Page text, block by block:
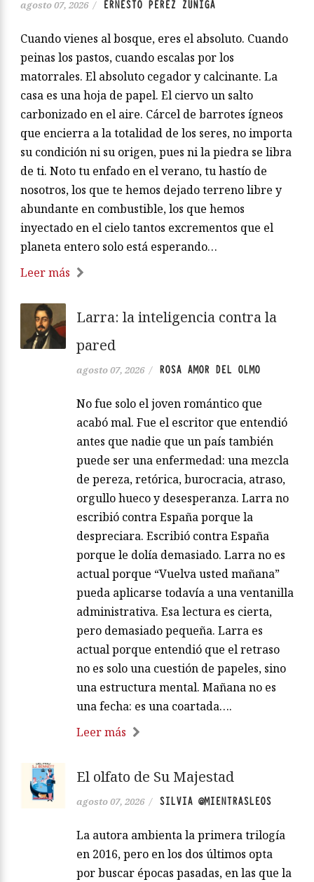
agosto 07, 2026 / ERNESTO PÉREZ ZUÑIGA
Cuando vienes al bosque, eres el absoluto. Cuando
peinas los pastos, cuando escalas por los
matorrales. El absoluto cegador y calcinante. La
casa es una hoja de papel. El ciervo un salto
carbonizado en el aire. Cárcel de barrotes ígneos
que encierra a la totalidad de los seres, no importa
su condición ni su origen, pues ni la piedra se libra
de ti. Noto tu enfado en el verano, tu hastío de
nosotros, los que te hemos dejado terreno libre y
abundante en combustible, los que hemos
inyectado en el cielo tantos excrementos que el
planeta entero solo está esperando…
Leer más
Larra: la inteligencia contra la
pared
agosto 07, 2026 / ROSA AMOR DEL OLMO
No fue solo el joven romántico que
acabó mal. Fue el escritor que entendió
antes que nadie que un país también
puede ser una enfermedad: una mezcla
de pereza, retórica, burocracia, atraso,
orgullo hueco y desesperanza. Larra no
escribió contra España porque la
despreciara. Escribió contra España
porque le dolía demasiado. Larra no es
actual porque “Vuelva usted mañana”
pueda aplicarse todavía a una ventanilla
administrativa. Esa lectura es cierta,
pero demasiado pequeña. Larra es
actual porque entendió que el retraso
no es solo una cuestión de papeles, sino
una estructura mental. Mañana no es
una fecha: es una coartada….
Leer más
El olfato de Su Majestad
agosto 07, 2026 / SILVIA @MIENTRASLEOS
La autora ambienta la primera trilogía
en 2016, pero en los dos últimos opta
por buscar épocas pasadas, en las que la